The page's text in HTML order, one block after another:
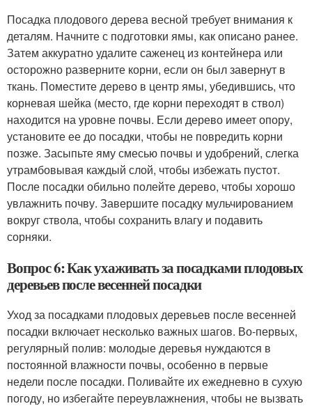
Посадка плодового дерева весной требует внимания к
деталям. Начните с подготовки ямы, как описано ранее.
Затем аккуратно удалите саженец из контейнера или
осторожно разверните корни, если он был завернут в
ткань. Поместите дерево в центр ямы, убедившись, что
корневая шейка (место, где корни переходят в ствол)
находится на уровне почвы. Если дерево имеет опору,
установите ее до посадки, чтобы не повредить корни
позже. Засыпьте яму смесью почвы и удобрений, слегка
утрамбовывая каждый слой, чтобы избежать пустот.
После посадки обильно полейте дерево, чтобы хорошо
увлажнить почву. Завершите посадку мульчированием
вокруг ствола, чтобы сохранить влагу и подавить
сорняки.
Вопрос 6: Как ухаживать за посадками плодовых
деревьев после весенней посадки
Уход за посадками плодовых деревьев после весенней
посадки включает несколько важных шагов. Во-первых,
регулярный полив: молодые деревья нуждаются в
постоянной влажности почвы, особенно в первые
недели после посадки. Поливайте их ежедневно в сухую
погоду, но избегайте переувлажнения, чтобы не вызвать